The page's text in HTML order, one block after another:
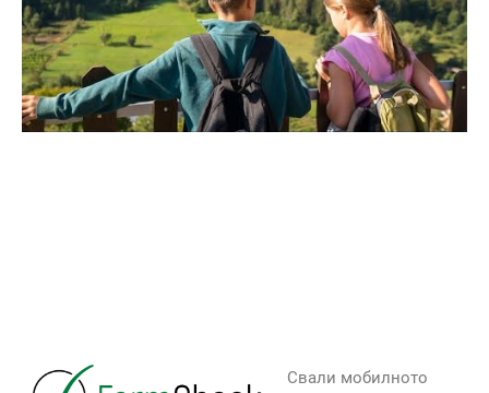
Свали мобилното